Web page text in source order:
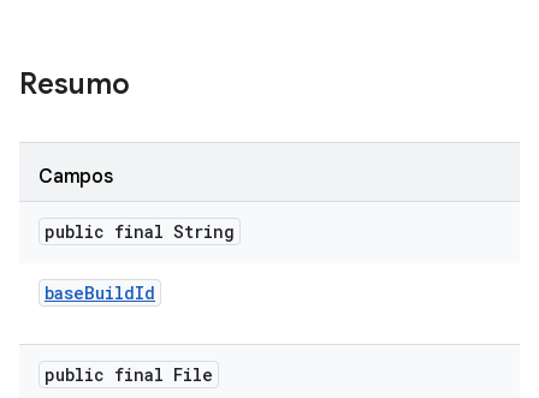
Resumo
Campos
public final String
baseBuildId
public final File